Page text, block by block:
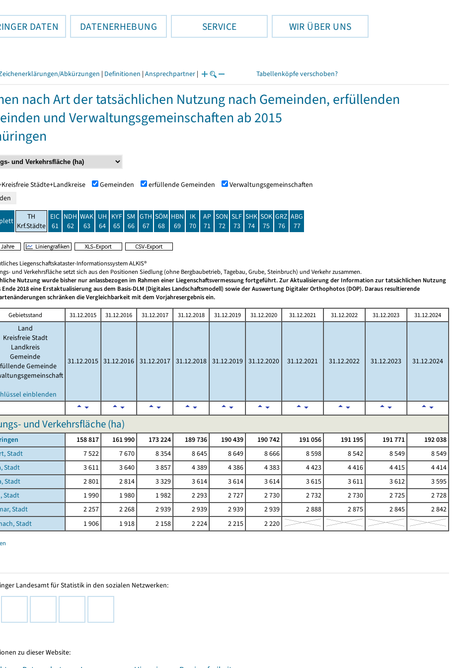
DATEN DATENERHEBUNG SERVICE WIR ÜBER UNS
Abkürzungen | Definitionen | Ansprechpartner | Tabellenköpfe verschoben?
nach Art der tatsächlichen Nutzung nach Gemeinden, erfüllenden
und Verwaltungsgemeinschaften ab 2015
Städte+Landkreise Gemeinden erfüllende Gemeinden Verwaltungsgemeinschaften
TH
Krf.Städte
EIC
61
NDH
62
WAK
63
UH
64
KYF
65
SM
66
GTH
67
SÖM
68
HBN
69
IK
70
AP
71
SON
72
SLF
73
SHK
74
SOK
75
GRZ
76
ABG
77
Liegenschaftskataster-Informationssystem ALKIS®
und Verkehrsfläche setzt sich aus den Positionen Siedlung (ohne Bergbaubetrieb, Tagebau, Grube, Steinbruch) und Verkehr zusammen.
Nutzung wurde bisher nur anlassbezogen im Rahmen einer Liegenschaftsvermessung fortgeführt. Zur Aktualisierung der Information zur tatsächlichen Nutzung
2018 eine Erstaktualisierung aus dem Basis-DLM (Digitales Landschaftsmodell) sowie der Auswertung Digitaler Orthophotos (DOP). Daraus resultierende
schränken die Vergleichbarkeit mit dem Vorjahresergebnis ein.
Gebietsstand 31.12.2015 31.12.2016 31.12.2017 31.12.2018 31.12.2019 31.12.2020 31.12.2021 31.12.2022 31.12.2023 31.12.2024
Land
Kreisfreie Stadt
Landkreis
Gemeinde
Gemeinde
einblenden
31.12.2015 31.12.2016 31.12.2017 31.12.2018 31.12.2019 31.12.2020 31.12.2021 31.12.2022 31.12.2023 31.12.2024
und Verkehrsfläche (ha)
158 817 161 990 173 224 189 736 190 439 190 742 191 056 191 195 191 771
192 038
Stadt
7 522 7 670 8 354 8 645 8 649 8 666 8 598 8 542 8 549
8 549
Stadt
3 611 3 640 3 857 4 389 4 386 4 383 4 423 4 416 4 415
4 414
Stadt
2 801 2 814 3 329 3 614 3 614 3 614 3 615 3 611 3 612
3 595
Stadt
1 990 1 980 1 982 2 293 2 727 2 730 2 732 2 730 2 725
2 728
Stadt
2 257 2 268 2 939 2 939 2 939 2 939 2 888 2 875 2 845
2 842
Stadt
1 906 1 918 2 158 2 224 2 215 2 220
Landesamt für Statistik in den sozialen Netzwerken:
zu dieser Website: